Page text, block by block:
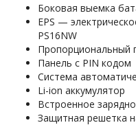
Боковая выемка
EPS —
PS16NW
Пропорциональный
Панель с PIN кодом
Система
Li-ion аккумулятор
Встроенное
Защитная решетка